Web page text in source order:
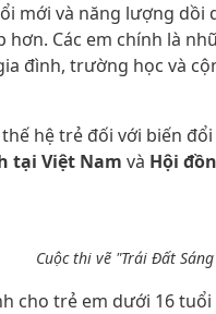
mới và năng lượng dồi
Các em chính là
đình, trường học và
hệ trẻ đối với biến đổi
tại Việt Nam và Hội
Cuộc thi vẽ "Trái Đất
cho trẻ em dưới 16